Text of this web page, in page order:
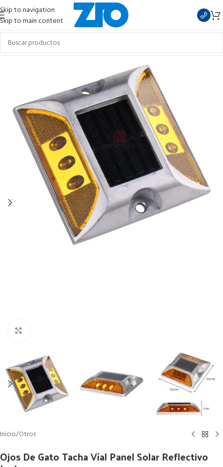
Skip to navigation
Skip to main content
Inicio/Otros
Ojos De Gato Tacha Víal Panel Solar Reflectivo